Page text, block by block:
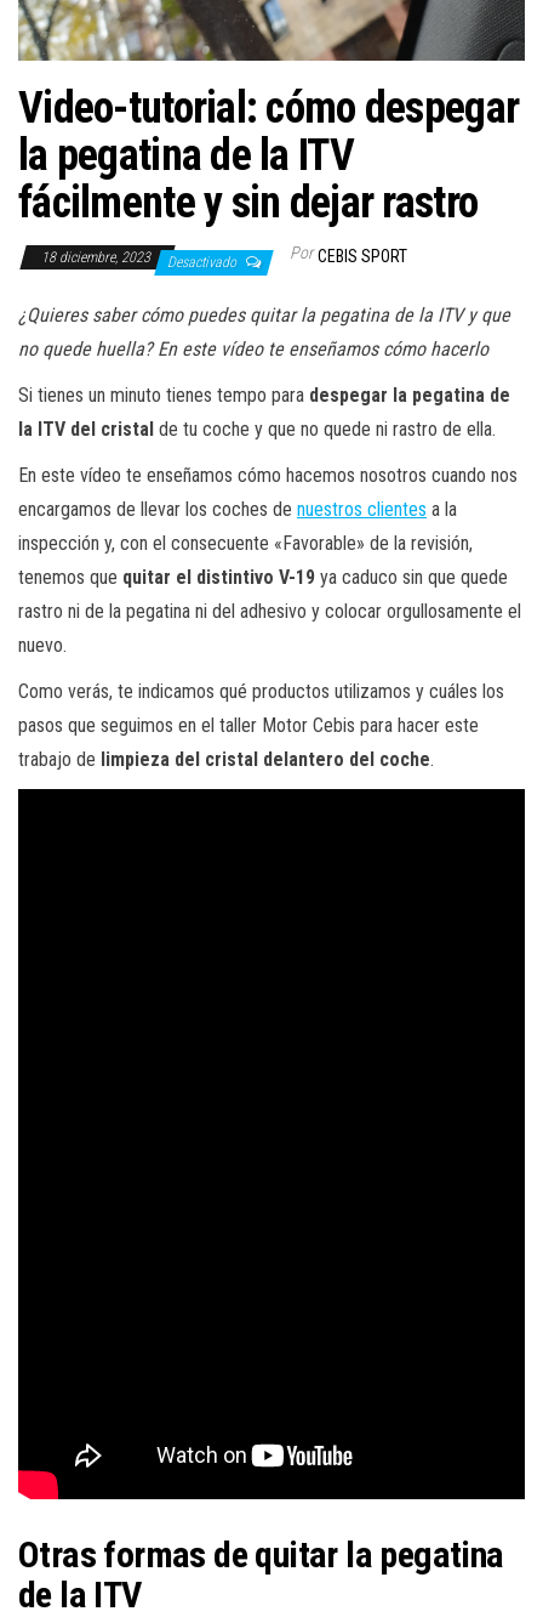
c
ó
Video-tutorial: cómo despegar
la pegatina de la ITV
fácilmente y sin dejar rastro
18 diciembre, 2023 Desactivado Por CEBIS SPORT
¿Quieres saber cómo puedes quitar la pegatina de la ITV y que
no quede huella? En este vídeo te enseñamos cómo hacerlo
Si tienes un minuto tienes tempo para despegar la pegatina de
la ITV del cristal de tu coche y que no quede ni rastro de ella.
En este vídeo te enseñamos cómo hacemos nosotros cuando nos
encargamos de llevar los coches de nuestros clientes a la
inspección y, con el consecuente «Favorable» de la revisión,
tenemos que quitar el distintivo V-19 ya caduco sin que quede
rastro ni de la pegatina ni del adhesivo y colocar orgullosamente el
nuevo.
Como verás, te indicamos qué productos utilizamos y cuáles los
pasos que seguimos en el taller Motor Cebis para hacer este
trabajo de limpieza del cristal delantero del coche.
Otras formas de quitar la pegatina
de la ITV